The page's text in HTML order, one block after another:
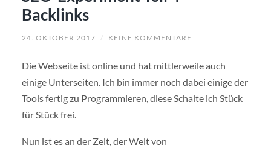
Backlinks
24. OKTOBER 2017 / KEINE KOMMENTARE
Die Webseite ist online und hat mittlerweile auch
einige Unterseiten. Ich bin immer noch dabei einige der
Tools fertig zu Programmieren, diese Schalte ich Stück
für Stück frei.
Nun ist es an der Zeit, der Welt von